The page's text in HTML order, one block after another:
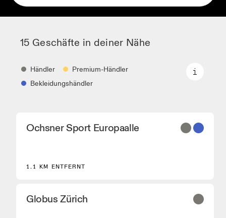
15 Geschäfte in deiner Nähe
Händler
Premium-Händler
Bekleidungshändler
Schuhhändler und Partner, welche die Kern- und
Händler, bei denen die komplette On-Palette und
Ochsner Sport Europaalle
1.1 KM ENTFERNT
Globus Zürich